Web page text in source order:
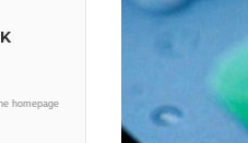
homepage